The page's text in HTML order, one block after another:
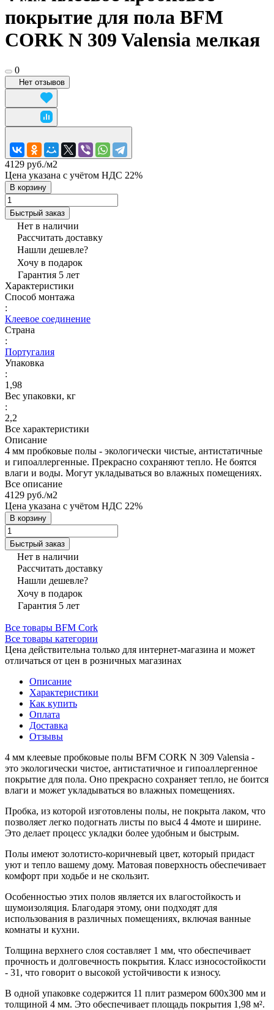
покрытие для пола BFM
CORK N 309 Valensia мелкая
0
Нет отзывов
4129 руб./м2
Цена указана с учётом НДС 22%
В корзину
Быстрый заказ
Нет в наличии
Рассчитать доставку
Нашли дешевле?
Хочу в подарок
Гарантия 5 лет
Характеристики
Способ монтажа
:
Клеевое соединение
Страна
:
Португалия
Упаковка
:
1,98
Вес упаковки, кг
:
2,2
Все характеристики
Описание
4 мм пробковые полы - экологически чистые, антистатичные
и гипоаллергенные. Прекрасно сохраняют тепло. Не боятся
влаги и воды. Могут укладываться во влажных помещениях.
Все описание
4129 руб./м2
Цена указана с учётом НДС 22%
В корзину
Быстрый заказ
Нет в наличии
Рассчитать доставку
Нашли дешевле?
Хочу в подарок
Гарантия 5 лет
Все товары BFM Cork
Все товары категории
Цена действительна только для интернет-магазина и может
отличаться от цен в розничных магазинах
Описание
Характеристики
Как купить
Оплата
Доставка
Отзывы
4 мм клеевые пробковые полы BFM CORK N 309 Valensia -
это экологически чистое, антистатичное и гипоаллергенное
покрытие для пола. Оно прекрасно сохраняет тепло, не боится
влаги и может укладываться во влажных помещениях.
Пробка, из которой изготовлены полы, не покрыта лаком, что
позволяет легко подогнать листы по выс4 4 4моте и ширине.
Это делает процесс укладки более удобным и быстрым.
Полы имеют золотисто-коричневый цвет, который придаст
уют и тепло вашему дому. Матовая поверхность обеспечивает
комфорт при ходьбе и не скользит.
Особенностью этих полов является их влагостойкость и
шумоизоляция. Благодаря этому, они подходят для
использования в различных помещениях, включая ванные
комнаты и кухни.
Толщина верхнего слоя составляет 1 мм, что обеспечивает
прочность и долговечность покрытия. Класс износостойкости
- 31, что говорит о высокой устойчивости к износу.
В одной упаковке содержится 11 плит размером 600х300 мм и
толщиной 4 мм. Это обеспечивает площадь покрытия 1,98 м².